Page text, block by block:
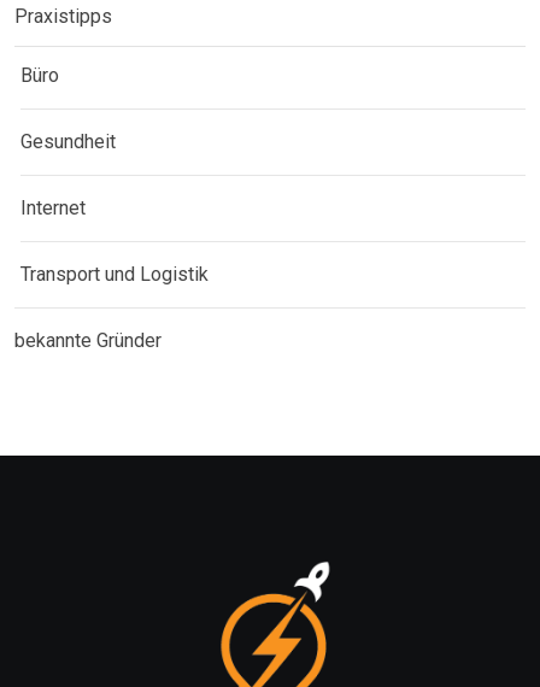
Praxistipps
Büro
Gesundheit
Internet
Transport und Logistik
bekannte Gründer